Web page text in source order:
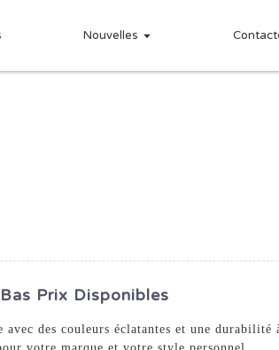
Nouvelles
Prix Disponibles
des couleurs éclatantes et une durabilité